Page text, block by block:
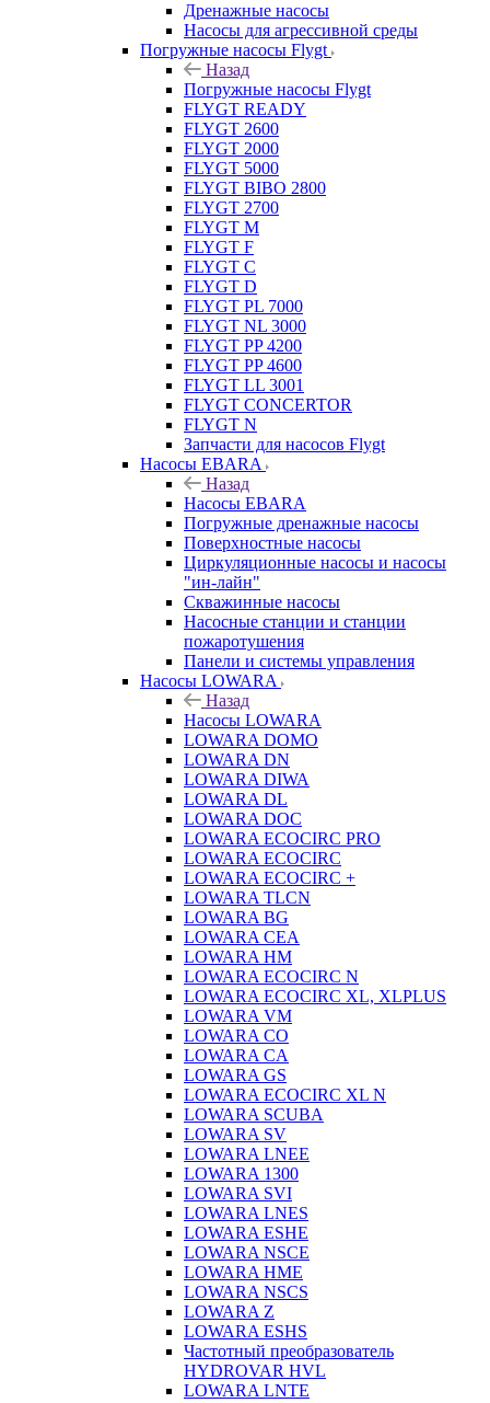
Дренажные насосы
Насосы для агрессивной среды
Погружные насосы Flygt
Назад
Погружные насосы Flygt
FLYGT READY
FLYGT 2600
FLYGT 2000
FLYGT 5000
FLYGT BIBO 2800
FLYGT 2700
FLYGT M
FLYGT F
FLYGT C
FLYGT D
FLYGT PL 7000
FLYGT NL 3000
FLYGT PP 4200
FLYGT PP 4600
FLYGT LL 3001
FLYGT CONCERTOR
FLYGT N
Запчасти для насосов Flygt
Насосы EBARA
Назад
Насосы EBARA
Погружные дренажные насосы
Поверхностные насосы
Циркуляционные насосы и насосы
"ин-лайн"
Скважинные насосы
Насосные станции и станции
пожаротушения
Панели и системы управления
Насосы LOWARA
Назад
Насосы LOWARA
LOWARA DOMO
LOWARA DN
LOWARA DIWA
LOWARA DL
LOWARA DOC
LOWARA ECOCIRC PRO
LOWARA ECOCIRC
LOWARA ECOCIRC +
LOWARA TLCN
LOWARA BG
LOWARA CEA
LOWARA HM
LOWARA ECOCIRC N
LOWARA ECOCIRC XL, XLPLUS
LOWARA VM
LOWARA CO
LOWARA CA
LOWARA GS
LOWARA ECOCIRC XL N
LOWARA SCUBA
LOWARA SV
LOWARA LNEE
LOWARA 1300
LOWARA SVI
LOWARA LNES
LOWARA ESHE
LOWARA NSCE
LOWARA HME
LOWARA NSCS
LOWARA Z
LOWARA ESHS
Частотный преобразователь
HYDROVAR HVL
LOWARA LNTE